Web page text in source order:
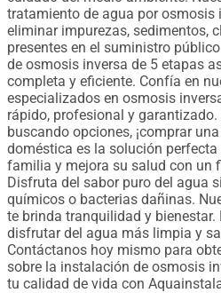
tratamiento de agua por osmosis
eliminar impurezas, sedimentos,
presentes en el suministro
de osmosis inversa de 5 etapas
completa y eficiente. Confía en
especializados en osmosis
rápido, profesional y
buscando opciones, ¡comprar
doméstica es la solución perfecta
familia y mejora su salud con un
Disfruta del sabor puro del agua
químicos o bacterias dañinas.
te brinda tranquilidad y bienestar.
disfrutar del agua más limpia y
Contáctanos hoy mismo para
sobre la instalación de osmosis
tu calidad de vida con